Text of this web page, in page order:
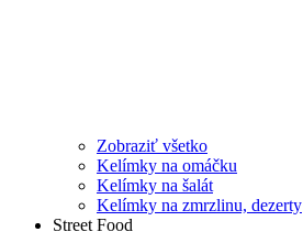
Zobraziť všetko
Kelímky na omáčku
Kelímky na šalát
Kelímky na zmrzlinu, dezerty
Street Food